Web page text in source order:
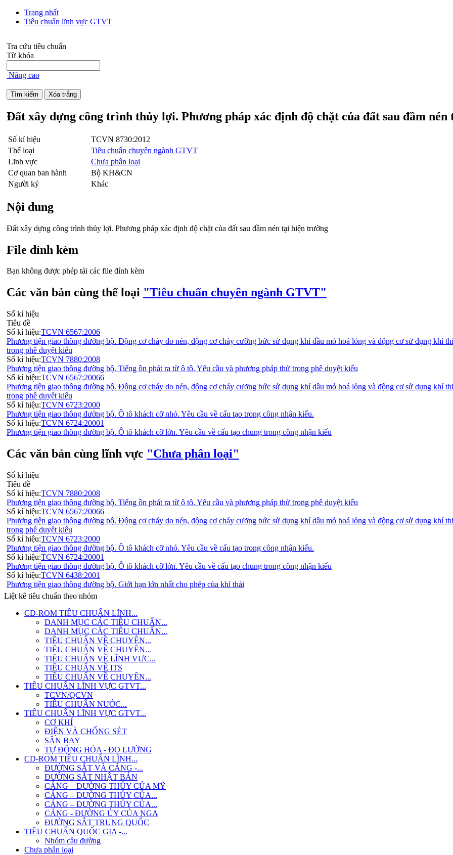
Trang nhất
Tiêu chuẩn lĩnh vực GTVT
Tra cứu tiêu chuẩn
Từ khóa
Nâng cao
Đất xây dựng công trình thủy lợi. Phương pháp xác định độ chặt của đất sau đầm
Số kí hiệu
TCVN 8730:2012
Thể loại
Tiêu chuẩn chuyên ngành GTVT
Lĩnh vực
Chưa phân loại
Cơ quan ban hành
Bộ KH&CN
Người ký
Khác
Nội dung
Đất xây dựng công trình thủy lợi. Phương pháp xác định độ chặt của đất sau đầm nén tại hiện trường
File đính kèm
Bạn không được phép tải các file đính kèm
Các văn bản cùng thể loại "Tiêu chuẩn chuyên ngành GTVT"
Số kí hiệu
Tiêu đề
Số kí hiệu:TCVN 6567:2006
Phương tiện giao thông đường bộ. Động cơ cháy do nén, động cơ cháy cưỡng bức sử dụng khí dầu mỏ hoá lỏng và động cơ sử dụng khí
trong phê duyệt kiểu
Số kí hiệu:TCVN 7880:2008
Phương tiện giao thông đường bộ. Tiếng ồn phát ra từ ô tô. Yêu cầu và phương pháp thử trong phê duyệt kiểu
Số kí hiệu:TCVN 6567:20066
Phương tiện giao thông đường bộ. Động cơ cháy do nén, động cơ cháy cưỡng bức sử dụng khí dầu mỏ hoá lỏng và động cơ sử dụng khí
trong phê duyệt kiểu
Số kí hiệu:TCVN 6723:2000
Phương tiện giao thông đường bộ. Ô tô khách cỡ nhỏ. Yêu cầu về cấu tạo trong công nhận kiểu.
Số kí hiệu:TCVN 6724:20001
Phương tiện giao thông đường bộ. Ô tô khách cỡ lớn. Yêu cầu về cấu tạo chung trong công nhận kiểu
Các văn bản cùng lĩnh vực "Chưa phân loại"
Số kí hiệu
Tiêu đề
Số kí hiệu:TCVN 7880:2008
Phương tiện giao thông đường bộ. Tiếng ồn phát ra từ ô tô. Yêu cầu và phương pháp thử trong phê duyệt kiểu
Số kí hiệu:TCVN 6567:20066
Phương tiện giao thông đường bộ. Động cơ cháy do nén, động cơ cháy cưỡng bức sử dụng khí dầu mỏ hoá lỏng và động cơ sử dụng khí
trong phê duyệt kiểu
Số kí hiệu:TCVN 6723:2000
Phương tiện giao thông đường bộ. Ô tô khách cỡ nhỏ. Yêu cầu về cấu tạo trong công nhận kiểu.
Số kí hiệu:TCVN 6724:20001
Phương tiện giao thông đường bộ. Ô tô khách cỡ lớn. Yêu cầu về cấu tạo chung trong công nhận kiểu
Số kí hiệu:TCVN 6438:2001
Phương tiện giao thông đường bộ. Giới hạn lớn nhất cho phép của khí thải
Liệt kê tiêu chuẩn theo nhóm
CD-ROM TIÊU CHUẨN LĨNH...
DANH MỤC CÁC TIÊU CHUẨN...
DANH MỤC CÁC TIÊU CHUẨN...
TIÊU CHUẨN VỀ CHUYÊN...
TIÊU CHUẨN VỀ CHUYÊN...
TIÊU CHUẨN VỀ LĨNH VỰC...
TIÊU CHUẨN VỀ ITS
TIÊU CHUẨN VỀ CHUYÊN...
TIÊU CHUẨN LĨNH VỰC GTVT...
TCVN/QCVN
TIÊU CHUẨN NƯỚC...
TIÊU CHUẨN LĨNH VỰC GTVT...
CƠ KHÍ
ĐIỆN VÀ CHỐNG SÉT
SÂN BAY
TỰ ĐỘNG HÓA - ĐO LƯỜNG
CD-ROM TIÊU CHUẨN LĨNH...
ĐƯỜNG SẮT VÀ CẢNG -...
ĐƯỜNG SẮT NHẬT BẢN
CẢNG – ĐƯỜNG THỦY CỦA MỸ
CẢNG – ĐƯỜNG THỦY CỦA...
CẢNG – ĐƯỜNG THỦY CỦA...
CẢNG - ĐƯỜNG ỦY CỦA NGA
ĐƯỜNG SẮT TRUNG QUỐC
TIÊU CHUẨN QUỐC GIA -...
Nhóm cầu đường
Chưa phân loại